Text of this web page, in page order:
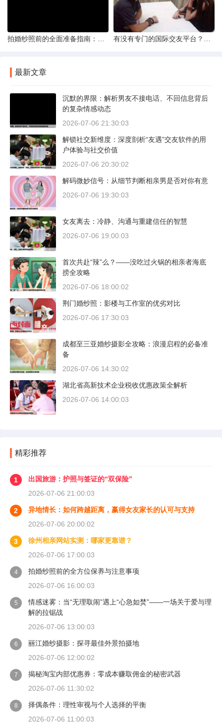
最新文章
沉默的界限：解析男友不接电话、不回信息背后
的复杂情感动态
2026-07-06 21:30:03
解锁社交新维度：深度剖析“友遇”交友软件的用
户体验与社交价值
2026-07-06 20:30:02
解码微妙信号：从细节判断相亲男是否对你有意
2026-07-06 19:30:03
女友离去：冷静、沟通与重建信任的智慧
2026-07-06 19:00:03
首次共赴“辣”么？——没吃过火锅的相亲者海底
捞全攻略
2026-07-06 18:00:02
荆门婚纱照：影楼与工作室的优劣对比
2026-07-06 17:30:03
成都至三亚婚纱摄影全攻略：浪漫启程的必备准
备
2026-07-06 14:30:02
湖北省高新技术企业税收优惠政策全解析
2026-07-06 14:00:03
精彩推荐
1
出国旅游：护照与签证的“双保险”
2026-07-06 21:00:03
2
异地情长：如何跨越距离，赢得女友家长的认可与支持
2026-07-06 20:00:02
3
徐州相亲网站实测：哪家更靠谱？
2026-07-06 17:00:03
4
拍婚纱照前的全方位保养与注意事项
2026-07-06 16:00:03
5
情感迷雾：当“无理取闹”遇上“心急如焚”——一场关于爱与理
解的拉锯战
2026-07-06 13:00:03
6
丽江婚纱摄影：探寻最佳外景拍摄地
2026-07-06 12:00:02
7
揭秘淘宝内部优惠券：零成本赚取佣金的秘密武器
2026-07-06 11:30:02
8
择偶条件：理性审视与个人选择的平衡
2026-07-06 11:00:03